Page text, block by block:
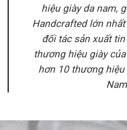
hiệu giày da nam,
Handcrafted lớn
đối tác sản xuất
thương hiệu giày
hơn 10 thương